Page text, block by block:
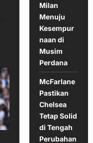
Milan
Menuju
Kesempur
naan di
Musim
Perdana
McFarlane
Pastikan
Chelsea
Tetap Solid
di Tengah
Perubahan